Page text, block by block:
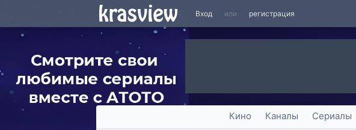
Вход или регистрация
Кино Каналы Сериалы